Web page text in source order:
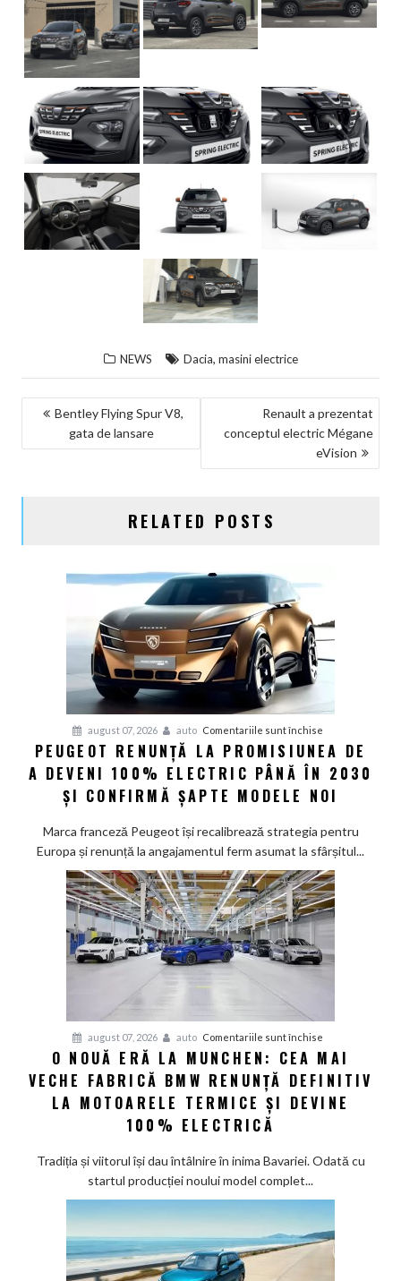
NEWS Dacia, masini electrice
NAVIGARE
Bentley Flying Spur V8,
gata de lansare
Renault a prezentat
conceptul electric Mégane
eVision
RELATED POSTS
august 07, 2026 auto Comentariile sunt închise
Peugeot
renunță
la
de
a
100%
electric
până
2030
șapte
noi
PEUGEOT RENUNȚĂ LA PROMISIUNEA DE
A DEVENI 100% ELECTRIC PÂNĂ ÎN 2030
ȘI CONFIRMĂ ȘAPTE MODELE NOI
Marca franceză Peugeot își recalibrează strategia pentru
Europa și renunță la angajamentul ferm asumat la sfârșitul...
august 07, 2026 auto Comentariile sunt închise
O
nouă
eră
Cea
BMW
renunță
O NOUĂ ERĂ LA MUNCHEN: CEA MAI
VECHE FABRICĂ BMW RENUNȚĂ DEFINITIV
LA MOTOARELE TERMICE ȘI DEVINE
100% ELECTRICĂ
Tradiția și viitorul își dau întâlnire în inima Bavariei. Odată cu
startul producției noului model complet...